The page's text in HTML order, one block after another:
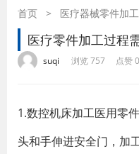
首页 > 医疗器械零件加工
医疗零件加工过程
suqi 浏览 757 点赞 0
1.数控机床加工医用零
头和手伸进安全门，加